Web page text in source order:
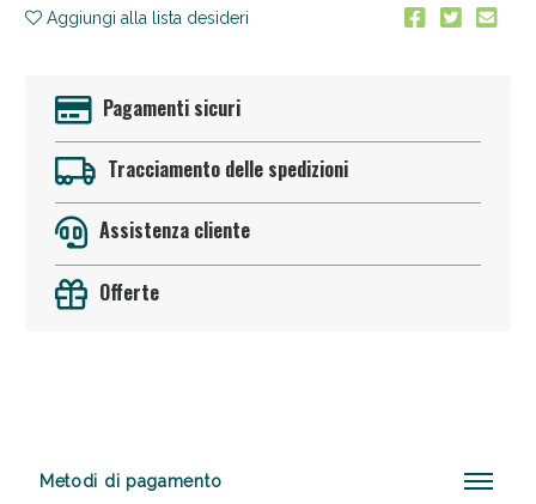
Aggiungi alla lista desideri
Pagamenti sicuri
Tracciamento delle spedizioni
Assistenza cliente
Offerte
Metodi di pagamento